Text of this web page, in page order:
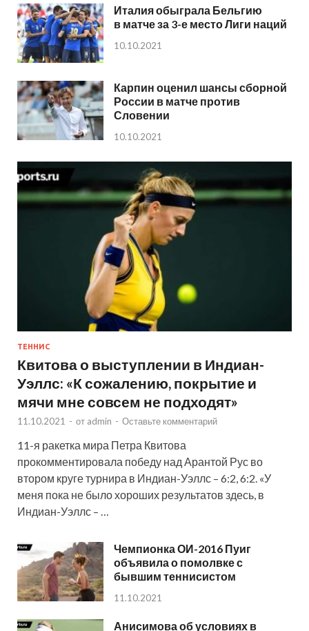
Италия обыграла Бельгию
в матче за 3-е место Лиги наций
10.10.2021
Карпин оценил шансы сборной
России в матче против
Словении
10.10.2021
ТЕННИС
Квитова о выступлении в Индиан-
Уэллс: «К сожалению, покрытие и
мячи мне совсем не подходят»
11.10.2021 - от admin - Оставьте комментарий
11-я ракетка мира Петра Квитова
прокомментировала победу над Арантой Рус во
втором круге турнира в Индиан-Уэллс – 6:2, 6:2. «У
меня пока не было хороших результатов здесь, в
Индиан-Уэллс – …
Чемпионка ОИ-2016 Пуиг
объявила о помолвке с
бывшим теннисистом
11.10.2021
Анисимова об условиях в